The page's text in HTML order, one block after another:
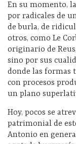
En su momento,
por radicales de
de burla, de
otros, como Le
originario de
sino por sus
donde las formas
con procesos
un plano
Hoy, pocos se
patrimonial de
Antonio en